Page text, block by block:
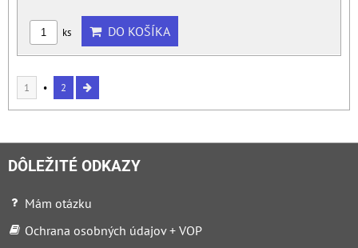
ks DO KOŠÍKA
1 2
DÔLEŽITÉ ODKAZY
Mám otázku
Ochrana osobných údajov + VOP